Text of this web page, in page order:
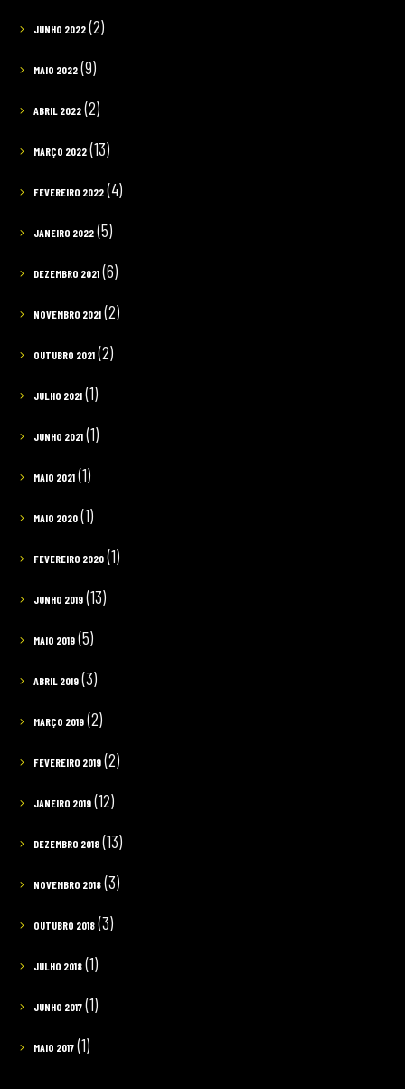
JUNHO 2022(2)
MAIO 2022(9)
ABRIL 2022(2)
MARÇO 2022(13)
FEVEREIRO 2022(4)
JANEIRO 2022(5)
DEZEMBRO 2021(6)
NOVEMBRO 2021(2)
OUTUBRO 2021(2)
JULHO 2021(1)
JUNHO 2021(1)
MAIO 2021(1)
MAIO 2020(1)
FEVEREIRO 2020(1)
JUNHO 2019(13)
MAIO 2019(5)
ABRIL 2019(3)
MARÇO 2019(2)
FEVEREIRO 2019(2)
JANEIRO 2019(12)
DEZEMBRO 2018(13)
NOVEMBRO 2018(3)
OUTUBRO 2018(3)
JULHO 2018(1)
JUNHO 2017(1)
MAIO 2017(1)